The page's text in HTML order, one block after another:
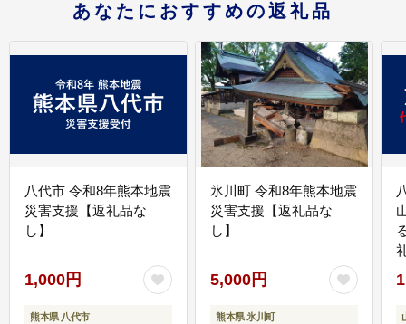
あなたにおすすめの返礼品
八代市 令和8年熊本地震
災害支援【返礼品な
し】
1,000円
熊本県 八代市
氷川町 令和8年熊本地震
災害支援【返礼品な
し】
5,000円
熊本県 氷川町